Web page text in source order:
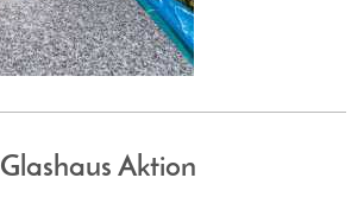
Glashaus Aktion